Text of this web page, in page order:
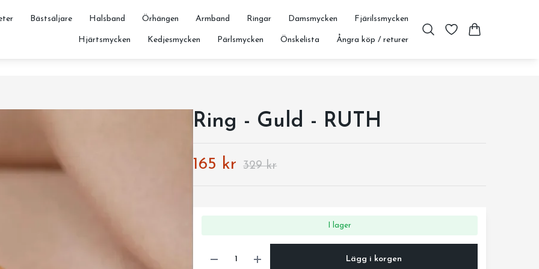
Bästsäljare Halsband Örhängen Armband Ringar Damsmycken Fjärilssmycken
Hjärtsmycken Kedjesmycken Pärlsmycken Önskelista Ångra köp / returer
Ring - Guld - RUTH
165 kr 329 kr
I lager
Lägg i korgen